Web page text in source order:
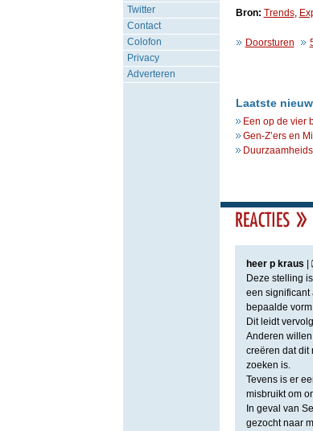
Twitter
Contact
Colofon
Privacy
Adverteren
Bron: Trends,
Doorsturen
Laatste
Een op de vier
Gen-Z’ers en
heer p kraus
Deze stelling
een significant
bepaalde
Dit leidt
Anderen
creëren dat dit
zoeken is.
Tevens is er
misbruikt om
In geval van
gezocht naar